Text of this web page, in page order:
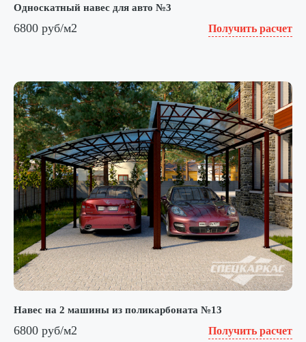
Односкатный навес для авто №3
6800 руб/м2 Получить расчет
Навес на 2 машины из поликарбоната №13
6800 руб/м2 Получить расчет